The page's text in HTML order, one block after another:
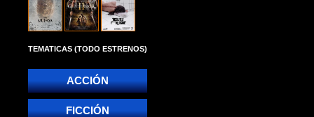
TEMATICAS (TODO ESTRENOS)
ACCIÓN
FICCIÓN